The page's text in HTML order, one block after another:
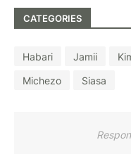
CATEGORIES
Habari Jamii
Michezo
Siasa